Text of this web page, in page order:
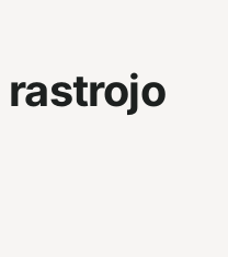
rastrojo